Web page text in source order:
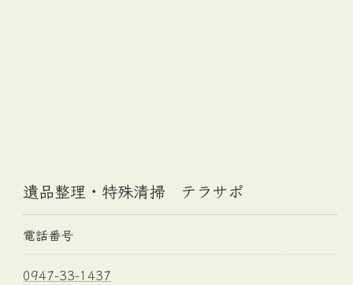
遺品整理・特殊清掃 テラサポ
電話番号
0947-33-1437